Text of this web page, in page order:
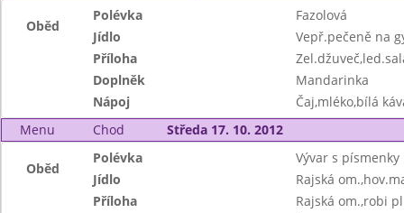
Oběd
Polévka
Fazolová
Jídlo
Vepř.pečeně na
Příloha
Doplněk
Mandarinka
Nápoj
Čaj,mléko,bílá
Menu
Chod Středa 17. 10. 2012
Oběd
Polévka
Vývar s písmenky
Jídlo
Rajská
Příloha
Rajská om.,robi